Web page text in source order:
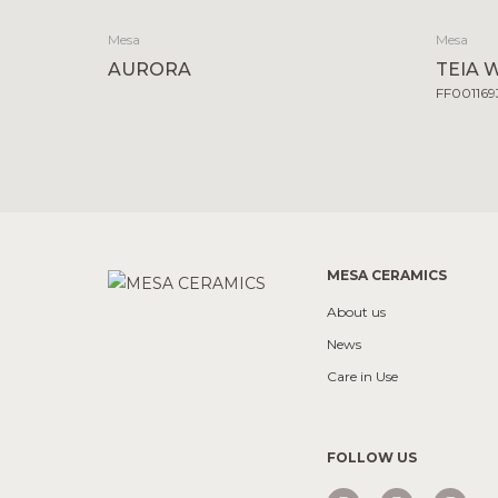
Mesa
AURORA
Mesa
TEIA
MESA CERAMICS
About us
News
Care in Use
FOLLOW US